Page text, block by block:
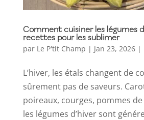
Comment cuisiner les légumes
recettes pour les sublimer
par Le P'tit Champ | Jan 23, 2026|
L’hiver, les étals changent de
sûrement pas de saveurs.
poireaux, courges, pommes
les légumes d’hiver sont